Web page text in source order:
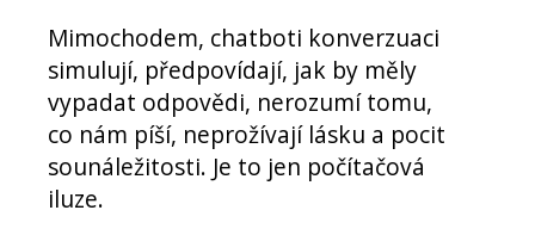
Mimochodem, chatboti konverzuaci
simulují, předpovídají, jak by měly
vypadat odpovědi, nerozumí tomu,
co nám píší, neprožívají lásku a pocit
sounáležitosti. Je to jen počítačová
iluze.